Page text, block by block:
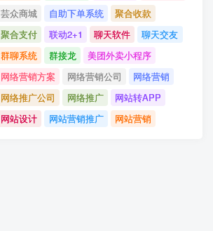
芸众商城
自助下单系统
聚合收款
聚合支付
联动2+1 聊天软件
聊天交友
群聊系统
群接龙
美团外卖小程序
网络营销方案
网络营销公司
网络营销
网络推广公司
网络推广
网站转APP
网站设计
网站营销推广 网站营销